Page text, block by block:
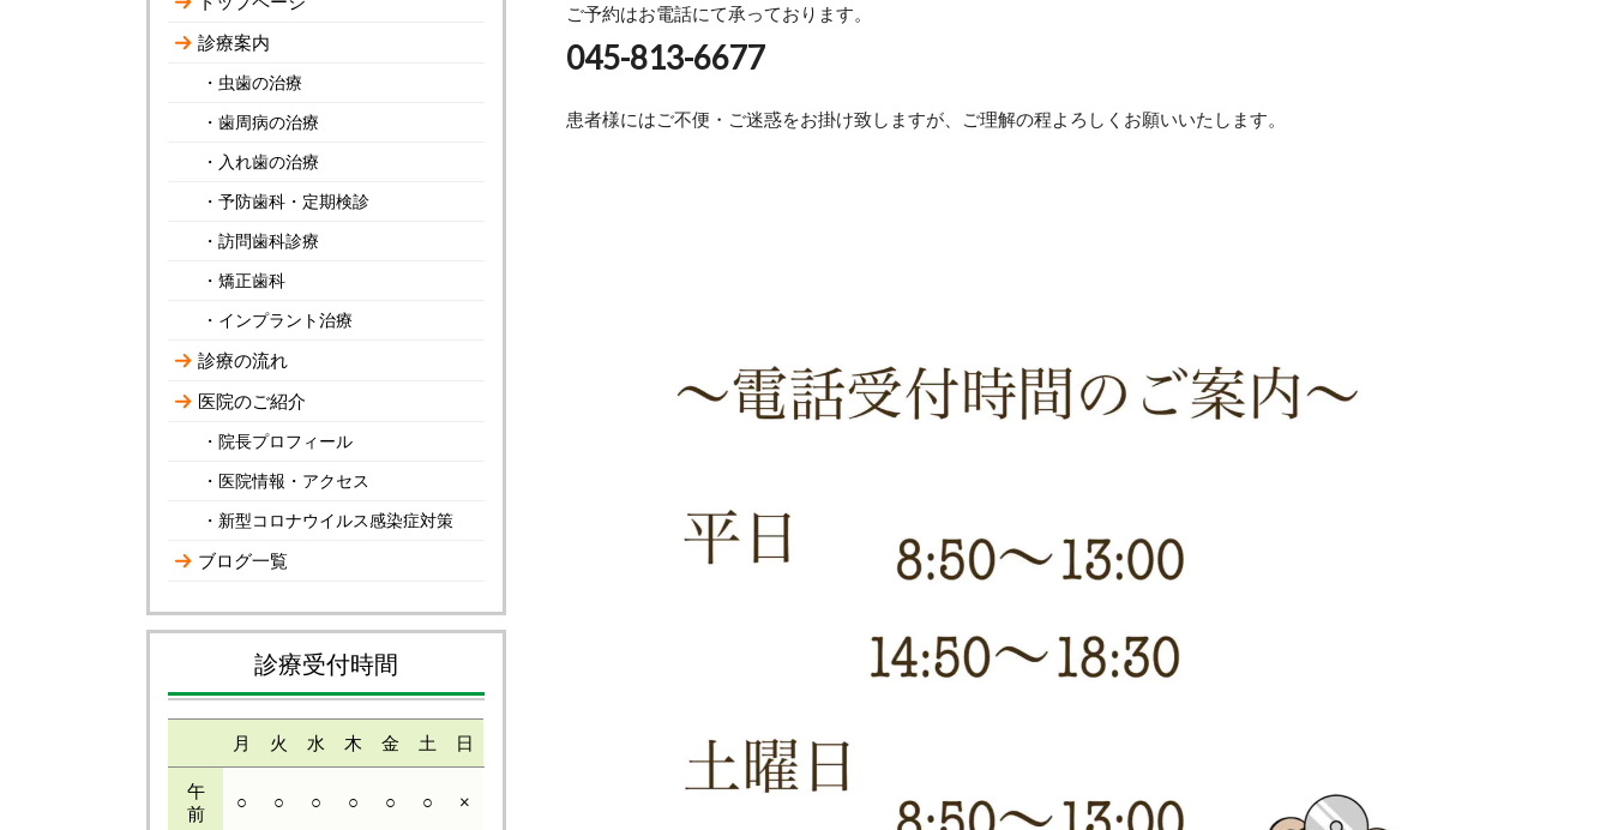
ご予約はお電話にて承っております。
045-813-6677
患者様にはご不便・ご迷惑をお掛け致しますが、ご理解の程よろしくお願いいたします。
診療案内
・虫歯の治療
・歯周病の治療
・入れ歯の治療
・予防歯科・定期検診
・訪問歯科診療
・矯正歯科
・インプラント治療
診療の流れ
医院のご紹介
・院長プロフィール
・医院情報・アクセス
・新型コロナウイルス感染症対策
ブログ一覧
診療受付時間
月 火 水 木 金 土 日
午
前
○ ○ ○ ○ ○ ○ ×